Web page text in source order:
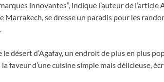
innovantes”, indique l’auteur de
Marrakech, se dresse un paradis pour les
désert d’Agafay, un endroit de plus en plus
faveur d’une cuisine simple mais délicieuse,